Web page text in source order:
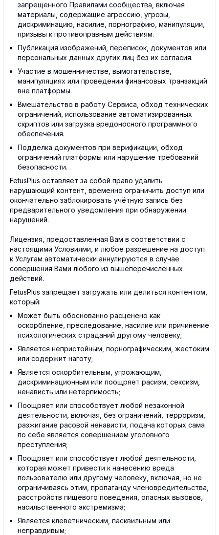
запрещенного Правилами сообщества, включая
материалы, содержащие агрессию, угрозы,
дискриминацию, насилие, порнографию, манипуляции,
призывы к противоправным действиям.
Публикация изображений, переписок, документов или
персональных данных других лиц без их согласия.
Участие в мошенничестве, вымогательстве,
манипуляциях или проведении финансовых транзакций
вне платформы.
Вмешательство в работу Сервиса, обход технических
ограничений, использование автоматизированных
скриптов или загрузка вредоносного программного
обеспечения.
Подделка документов при верификации, обход
ограничений платформы или нарушение требований
безопасности.
FetusPlus оставляет за собой право удалить
нарушающий контент, временно ограничить доступ или
окончательно заблокировать учётную запись без
предварительного уведомления при обнаружении
нарушений.
Лицензия, предоставленная Вам в соответствии с
настоящими Условиями, и любое разрешение на доступ
к Услугам автоматически аннулируются в случае
совершения Вами любого из вышеперечисленных
действий.
FetusPlus запрещает загружать или делиться контентом,
который:
Может быть обоснованно расценено как
оскорбление, преследование, насилие или причинение
психологических страданий другому человеку;
Является непристойным, порнографическим, жестоким
или содержит наготу;
Является оскорбительным, угрожающим,
дискриминационным или поощряет расизм, сексизм,
ненависть или нетерпимость;
Поощряет или способствует любой незаконной
деятельности, включая, без ограничений, терроризм,
разжигание расовой ненависти, подача которых сама
по себе является совершением уголовного
преступления;
Поощряет или способствует любой деятельности,
которая может привести к нанесению вреда
пользователю или другому человеку, включая, но не
ограничиваясь этим, пропаганду членовредительства,
расстройств пищевого поведения, опасных вызовов,
насильственного экстремизма;
Является клеветническим, пасквильным или
неправдивым;